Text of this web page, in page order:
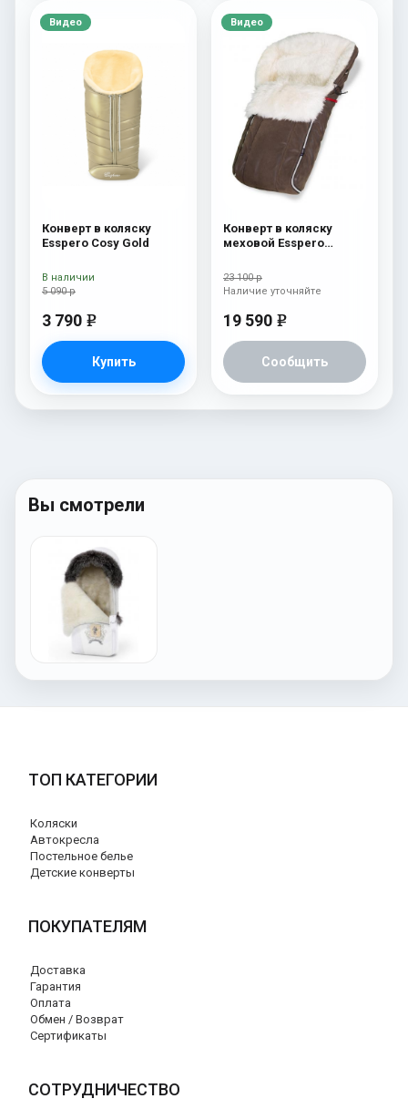
Видео
Конверт в коляску
Esspero Cosy Gold
5 090 р
3 790 e
Купить
В наличии
Видео
Конверт в коляску
меховой Esspero
(натуральная овчина)
Nubuck
23 100 р
19 590 e
Сообщить
Наличие уточняйте
Вы смотрели
ТОП КАТЕГОРИИ
Коляски
Автокресла
Постельное белье
Детские конверты
ПОКУПАТЕЛЯМ
Доставка
Гарантия
Оплата
Обмен / Возврат
Сертификаты
СОТРУДНИЧЕСТВО